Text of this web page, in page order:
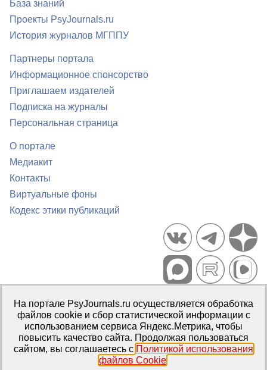
База знаний
Проекты PsyJournals.ru
История журналов МГППУ
Партнеры портала
Информационное спонсорство
Приглашаем издателей
Подписка на журналы
Персональная страница
О портале
Медиакит
Контакты
Виртуальные фоны
Кодекс этики публикаций
Портал психологических изданий PsyJournals.ru, 2007–2026
Правила использования материалов
Свидетельство регистрации СМИЭл № ФС77-66447 от 14 июля
2016 г.
Издатель: ФГБОУ ВО МГППУ
На портале PsyJournals.ru осуществляется обработка
файлов cookie и сбор статистической информации с
использованием сервиса Яндекс.Метрика, чтобы
повысить качество сайта. Продолжая пользоваться
сайтом, вы соглашаетесь с Политикой использования
файлов Cookie.